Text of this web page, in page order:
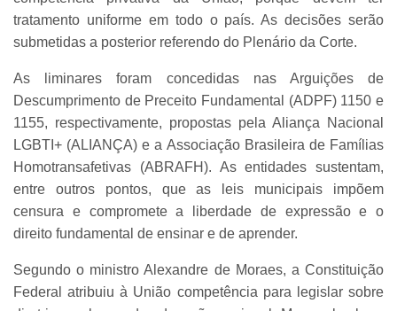
tratamento uniforme em todo o país. As decisões serão
submetidas a posterior referendo do Plenário da Corte.
As liminares foram concedidas nas Arguições de
Descumprimento de Preceito Fundamental (ADPF) 1150 e
1155, respectivamente, propostas pela Aliança Nacional
LGBTI+ (ALIANÇA) e a Associação Brasileira de Famílias
Homotransafetivas (ABRAFH). As entidades sustentam,
entre outros pontos, que as leis municipais impõem
censura e compromete a liberdade de expressão e o
direito fundamental de ensinar e de aprender.
Segundo o ministro Alexandre de Moraes, a Constituição
Federal atribuiu à União competência para legislar sobre